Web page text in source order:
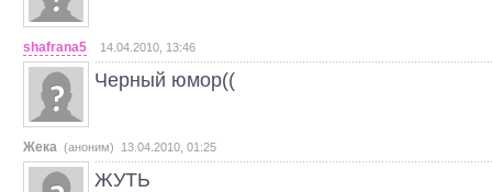
shafrana5 14.04.2010, 13:46
Черный юмор((
Жека (аноним) 13.04.2010, 01:25
ЖУТЬ